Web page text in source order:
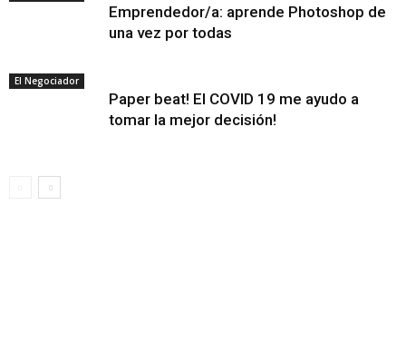
Emprendedor/a: aprende Photoshop de
una vez por todas
El Negociador
Paper beat! El COVID 19 me ayudo a
tomar la mejor decisión!